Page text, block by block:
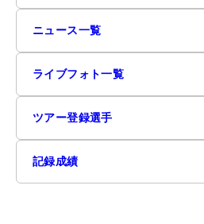
ニュース一覧
ライブフォト一覧
ツアー登録選手
記録成績